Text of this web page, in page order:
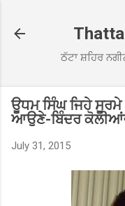
ਠੱਟਾ ਸ਼ਹਿਰ
ਊਧਮ ਸਿੰਘ ਜਿਹੇ
ਆਉਣੇ-ਬਿੰਦਰ
July 31, 2015